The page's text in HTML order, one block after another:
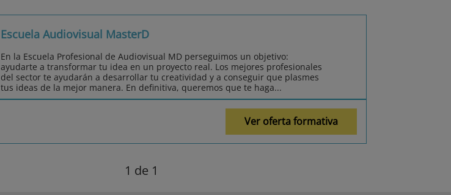
Escuela Audiovisual MasterD
En la Escuela Profesional de Audiovisual MD perseguimos un objetivo:
ayudarte a transformar tu idea en un proyecto real. Los mejores profesionales
del sector te ayudarán a desarrollar tu creatividad y a conseguir que plasmes
tus ideas de la mejor manera. En definitiva, queremos que te haga...
Ver oferta formativa
1 de 1